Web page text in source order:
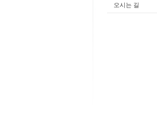
오시는 길